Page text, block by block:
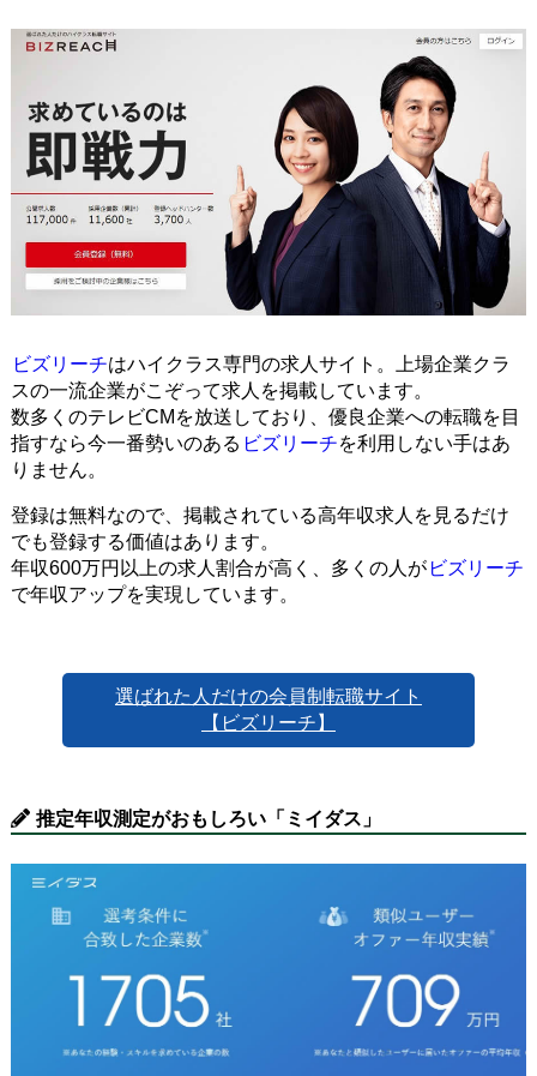
ビズリーチはハイクラス専門の求人サイト。上場企業クラ
スの一流企業がこぞって求人を掲載しています。
数多くのテレビCMを放送しており、優良企業への転職を目
指すなら今一番勢いのある ビズリーチを利用しない手はあ
りません。
登録は無料なので、掲載されている高年収求人を見るだけ
でも登録する価値はあります。
年収600万円以上の求人割合が高く、多くの人が ビズリーチ
で年収アップを実現しています。
選ばれた人だけの会員制転職サイト
【ビズリーチ】
推定年収測定がおもしろい「ミイダス」